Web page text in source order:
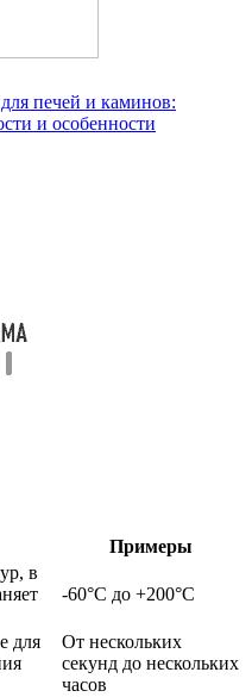
печей и каминов:
и особенности
Примеры
в
-60°C до +200°C
для
От нескольких
секунд до нескольких
часов